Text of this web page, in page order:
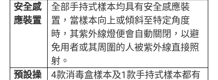
安全感
應裝置
全部手持式樣本均具有安全感應裝
置，當樣本向上或傾斜至特定角度
時，其紫外線燈便會自動關閉，以避
免用者或其周圍的人被紫外線直接照
射。
預設操
4款消毒盒樣本及1款手持式樣本都有